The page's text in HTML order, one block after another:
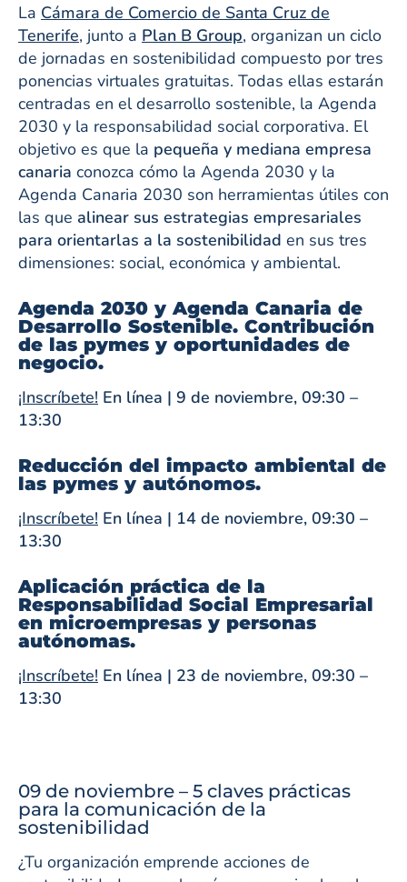
La Cámara de Comercio de Santa Cruz de
Tenerife, junto a Plan B Group, organizan un ciclo
de jornadas en sostenibilidad compuesto por tres
ponencias virtuales gratuitas. Todas ellas estarán
centradas en el desarrollo sostenible, la Agenda
2030 y la responsabilidad social corporativa. El
objetivo es que la pequeña y mediana empresa
canaria conozca cómo la Agenda 2030 y la
Agenda Canaria 2030 son herramientas útiles con
las que alinear sus estrategias empresariales
para orientarlas a la sostenibilidad en sus tres
dimensiones: social, económica y ambiental.
Agenda 2030 y Agenda Canaria de
Desarrollo Sostenible. Contribución
de las pymes y oportunidades de
negocio.
¡Inscríbete! En línea | 9 de noviembre, 09:30 –
13:30
Reducción del impacto ambiental de
las pymes y autónomos.
¡Inscríbete! En línea | 14 de noviembre, 09:30 –
13:30
Aplicación práctica de la
Responsabilidad Social Empresarial
en microempresas y personas
autónomas.
¡Inscríbete! En línea | 23 de noviembre, 09:30 –
13:30
09 de noviembre – 5 claves prácticas
para la comunicación de la
sostenibilidad
¿Tu organización emprende acciones de